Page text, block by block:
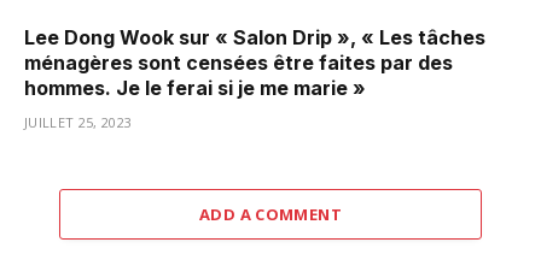
Lee Dong Wook sur « Salon Drip », « Les tâches
ménagères sont censées être faites par des
hommes. Je le ferai si je me marie »
JUILLET 25, 2023
ADD A COMMENT